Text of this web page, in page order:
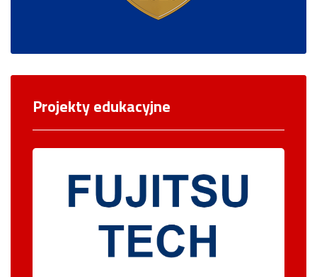
Projekty edukacyjne